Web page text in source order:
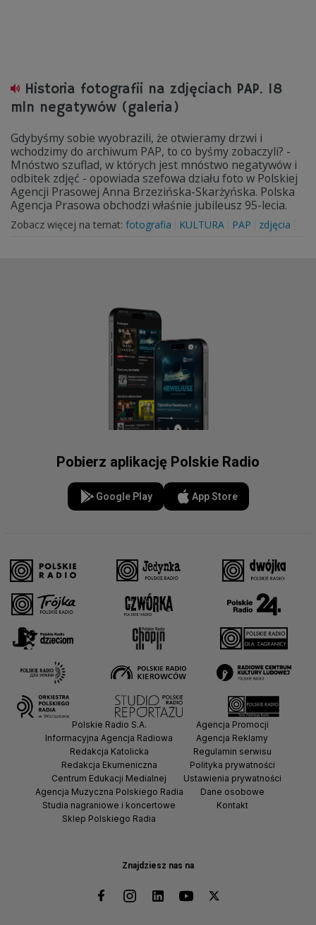
Historia fotografii na zdjęciach PAP. 18
mln negatywów (galeria)
Gdybyśmy sobie wyobrazili, że otwieramy drzwi i
wchodzimy do archiwum PAP, to co byśmy zobaczyli? -
Mnóstwo szuflad, w których jest mnóstwo negatywów i
odbitek zdjęć - opowiada szefowa działu foto w Polskiej
Agencji Prasowej Anna Brzezińska-Skarżyńska. Polska
Agencja Prasowa obchodzi właśnie jubileusz 95-lecia.
Zobacz więcej na temat: fotografia KULTURA PAP zdjęcia
Pobierz aplikację Polskie Radio
Google Play App Store
Znajdziesz nas na
Polskie Radio S.A.
Informacyjna Agencja Radiowa
Redakcja Katolicka
Redakcja Ekumeniczna
Centrum Edukacji Medialnej
Agencja Muzyczna Polskiego Radia
Studia nagraniowe i koncertowe
Sklep Polskiego Radia
Agencja Promocji
Agencja Reklamy
Regulamin serwisu
Polityka prywatności
Ustawienia prywatności
Dane osobowe
Kontakt